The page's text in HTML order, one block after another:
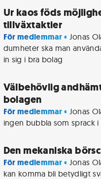
Ur kaos föds
tillväxtaktier
För medlemmar • Jonas
dumheter ska man
in sig i bra bolag
Välbehövlig
bolagen
För medlemmar • Jonas
ingen bubbla som sprack i
Den mekaniska
För medlemmar • Jonas
kan komma bli betydligt